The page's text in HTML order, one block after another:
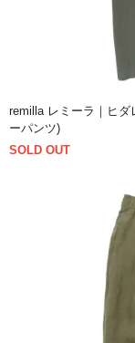
remilla レミーラ｜ヒダ
ーパンツ)
SOLD OUT